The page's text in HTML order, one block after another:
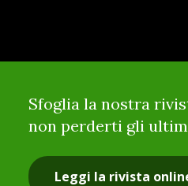
Sfoglia la nostra
non perderti gli
Leggi la rivista